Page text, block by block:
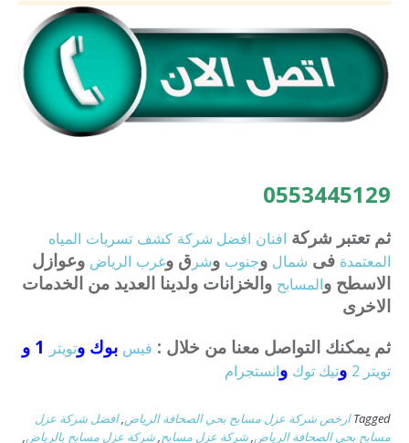
0553445129
ثم تعتبر شركة افنان افضل شركة كشف تسربات المياه
المعتمدة فى شمال وجنوب وشر ق وغرب الرياض وعوازل
الاسطح والمسابح والخزانات ولدينا العديد من الخدمات
الاخرى
ثم يمكنك التواصل معنا من خلال : فيس بوك وتويتر
تويتر 2 وتيك توك وانستجرام
Tagged ارخص شركة عزل مسابح بحي الصحافة الرياض,افضل شركة عزل
مسابح بحي الصحافة الرياض,شركة عزل مسابح,شركة عزل مسابح بالرياض,